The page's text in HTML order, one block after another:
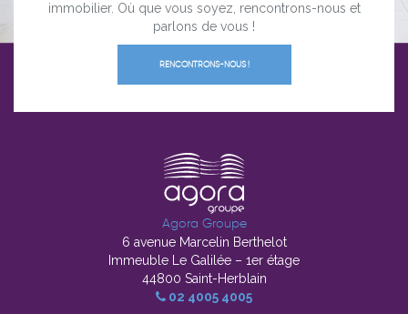
immobilier. Où que vous soyez, rencontrons-nous et
parlons de vous !
RENCONTRONS-NOUS !
Agora Groupe
6 avenue Marcelin Berthelot
Immeuble Le Galilée – 1er étage
44800 Saint-Herblain
02 4005 4005